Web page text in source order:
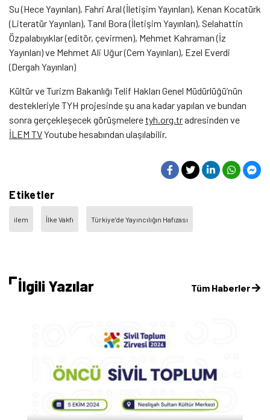
Su (Hece Yayınları), Fahri Aral (İletişim Yayınları), Kenan Kocatürk
(Literatür Yayınları), Tanıl Bora (İletişim Yayınları), Selahattin
Özpalabıyıklar (editör, çevirmen), Mehmet Kahraman (İz
Yayınları) ve Mehmet Ali Uğur (Cem Yayınları), Ezel Everdi
(Dergah Yayınları)
Kültür ve Turizm Bakanlığı Telif Hakları Genel Müdürlüğü’nün
destekleriyle TYH projesinde şu ana kadar yapılan ve bundan
sonra gerçekleşecek görüşmeleretyh.org.tradresinden ve
İLEM TVYoutube hesabından ulaşılabilir.
Etiketler
ilem İlke Vakfı Türkiye’de Yayıncılığın Hafızası
İlgili Yazılar Tüm Haberler